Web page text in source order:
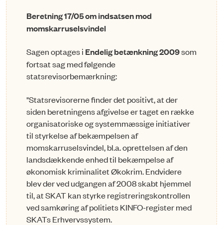
Beretning 17/05 om indsatsen mod
momskarruselsvindel
Sagen optages i Endelig betænkning 2009som
fortsat sag med følgende
statsrevisorbemærkning:
"Statsrevisorerne finder det positivt, at der
siden beretningens afgivelse er taget en række
organisatoriske og systemmæssige initiativer
til styrkelse af bekæmpelsen af
momskarruselsvindel, bl.a. oprettelsen af den
landsdækkende enhed til bekæmpelse af
økonomisk kriminalitet Økokrim. Endvidere
blev der ved udgangen af 2008 skabt hjemmel
til, at SKAT kan styrke registreringskontrollen
ved samkøring af politiets KINFO-register med
SKATs Erhvervssystem.